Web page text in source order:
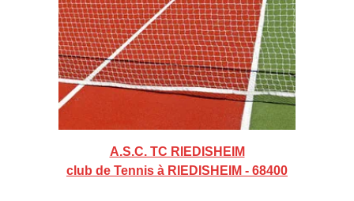
A.S.C. TC RIEDISHEIM
club de Tennis à RIEDISHEIM - 68400